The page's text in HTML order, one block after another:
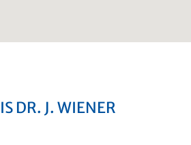
DR. J. WIENER